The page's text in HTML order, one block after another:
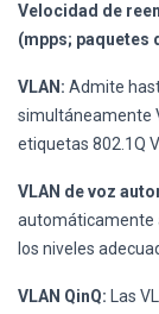
Velocidad de
(mpps; paquetes
VLAN: Admite
simultáneamente
etiquetas 802.1Q
VLAN de voz
automáticamente
los niveles
VLAN QinQ: Las